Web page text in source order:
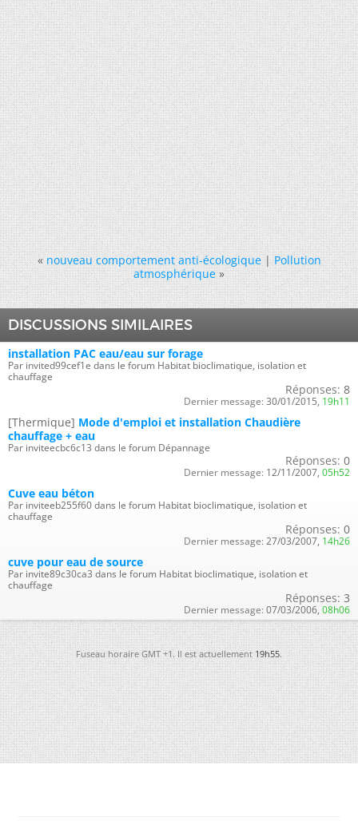
« nouveau comportement anti-écologique|Pollution
atmosphérique »
DISCUSSIONS SIMILAIRES
installation PAC eau/eau sur forage
Par invited99cef1e dans le forum Habitat bioclimatique, isolation et
chauffage
Réponses: 8
Dernier message: 30/01/2015, 19h11
[Thermique] Mode d'emploi et installation Chaudière
chauffage + eau
Par inviteecbc6c13 dans le forum Dépannage
Réponses: 0
Dernier message: 12/11/2007, 05h52
Cuve eau béton
Par inviteeb255f60 dans le forum Habitat bioclimatique, isolation et
chauffage
Réponses: 0
Dernier message: 27/03/2007, 14h26
cuve pour eau de source
Par invite89c30ca3 dans le forum Habitat bioclimatique, isolation et
chauffage
Réponses: 3
Dernier message: 07/03/2006, 08h06
Fuseau horaire GMT +1. Il est actuellement19h55.